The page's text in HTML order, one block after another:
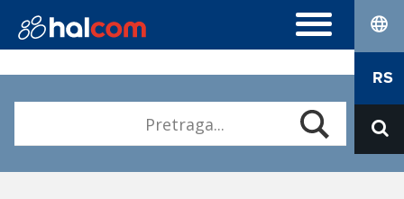
NAJČEŠĆA PITANJA
Hal E-Bank Corporate
Kvalifikovani elektronski sertifikati
Obnova
Preuzimanje Nexus Personal
O NAMA
RS